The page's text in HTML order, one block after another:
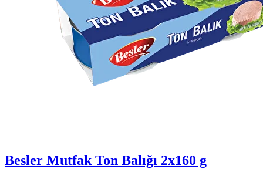
Besler Mutfak Ton Balığı 2x160 g